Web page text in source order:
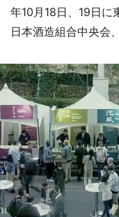
年10月18日、19日に
日本酒造組合中央会